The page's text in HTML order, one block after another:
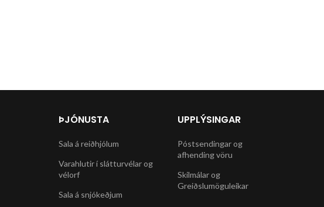
ÞJÓNUSTA
Sala á reiðhjólum
Varahlutir í slátturvélar og
vélorf
Sala á snjókeðjum
UPPLÝSINGAR
Póstsendingar og
afhending vöru
Skilmálar og
Greiðslumöguleikar